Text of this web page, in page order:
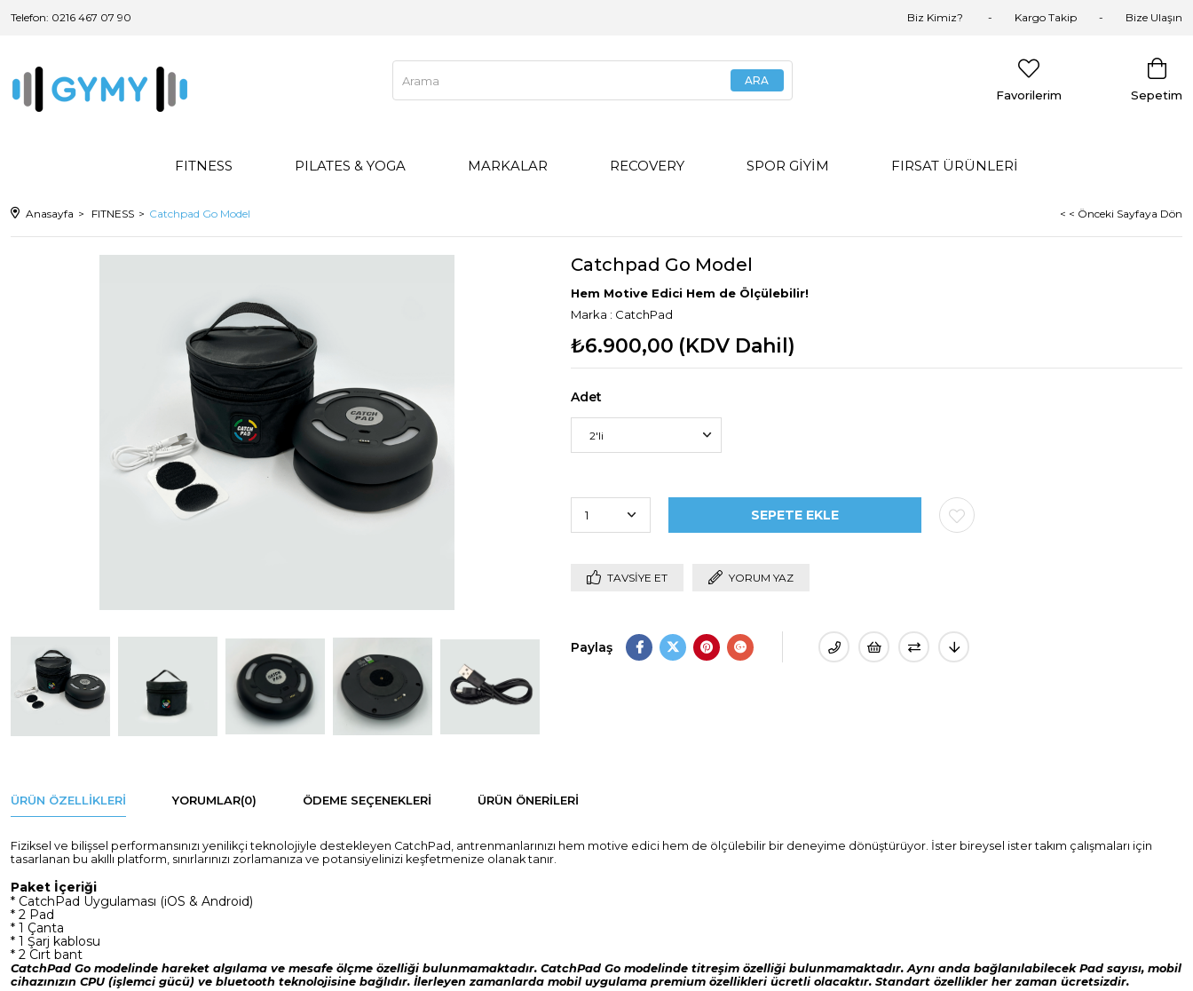
Telefon: 0216 467 07 90 Biz Kimiz? Kargo Takip Bize Ulaşın
Sepetim
Favorilerim
FITNESS PILATES & YOGA MARKALAR RECOVERY SPOR GİYİM FIRSAT ÜRÜNLERİ
Anasayfa FITNESS Catchpad Go Model < < Önceki Sayfaya Dön
Catchpad Go Model
Hem Motive Edici Hem de Ölçülebilir!
Marka : CatchPad
₺6.900,00 (KDV Dahil)
Adet
TAVSIYE ET YORUM YAZ
Paylaş
ÜRÜN ÖZELLIKLERI YORUMLAR(0) ÖDEME SEÇENEKLERI ÜRÜN ÖNERILERI
Fiziksel ve bilişsel performansınızı yenilikçi teknolojiyle destekleyen CatchPad, antrenmanlarınızı hem motive edici hem de ölçülebilir bir deneyime dönüştürüyor. İster bireysel ister takım çalışmaları için
tasarlanan bu akıllı platform, sınırlarınızı zorlamanıza ve potansiyelinizi keşfetmenize olanak tanır.
Paket İçeriği
* CatchPad Uygulaması (iOS & Android)
* 2 Pad
* 1 Çanta
* 1 Şarj kablosu
* 2 Cırt bant
CatchPad Go modelinde hareket algılama ve mesafe ölçme özelliği bulunmamaktadır. CatchPad Go modelinde titreşim özelliği bulunmamaktadır.Aynı anda bağlanılabilecek Pad sayısı, mobil
cihazınızın CPU (işlemci gücü) ve bluetooth teknolojisine bağlıdır. İlerleyen zamanlarda mobil uygulama premium özellikleri ücretli olacaktır. Standart özellikler her zaman ücretsizdir.